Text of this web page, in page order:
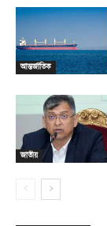
আন্তর্জাতিক
জাতীয়